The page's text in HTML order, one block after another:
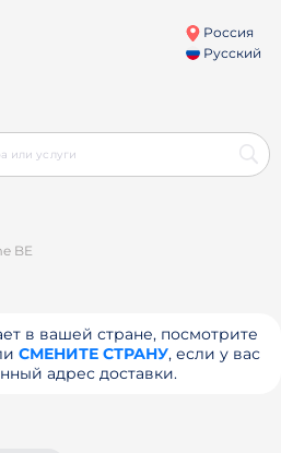
Россия
Русский
BE
в вашей стране, посмотрите
СМЕНИТЕ СТРАНУ, если у вас
адрес доставки.